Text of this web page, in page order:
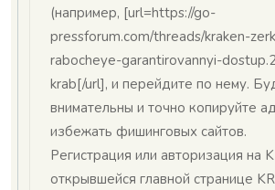
(например, [url=https://go-
pressforum.com/threads/kraken-
rabocheye-garantirovannyi-
krab[/url], и перейдите по нему.
внимательны и точно копируйте
избежать фишинговых сайтов.
Регистрация или авторизация на
открывшейся главной странице